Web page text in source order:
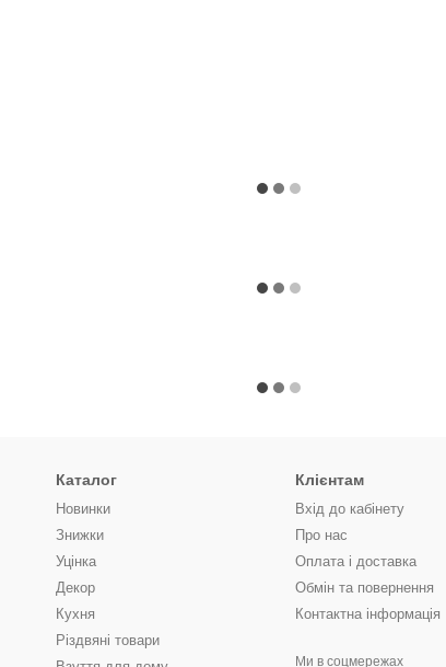
Каталог
Новинки
Знижки
Уцінка
Декор
Кухня
Різдвяні товари
Клієнтам
Вхід до кабінету
Про нас
Оплата і доставка
Обмін та повернення
Контактна інформація
Ми в соцмережах